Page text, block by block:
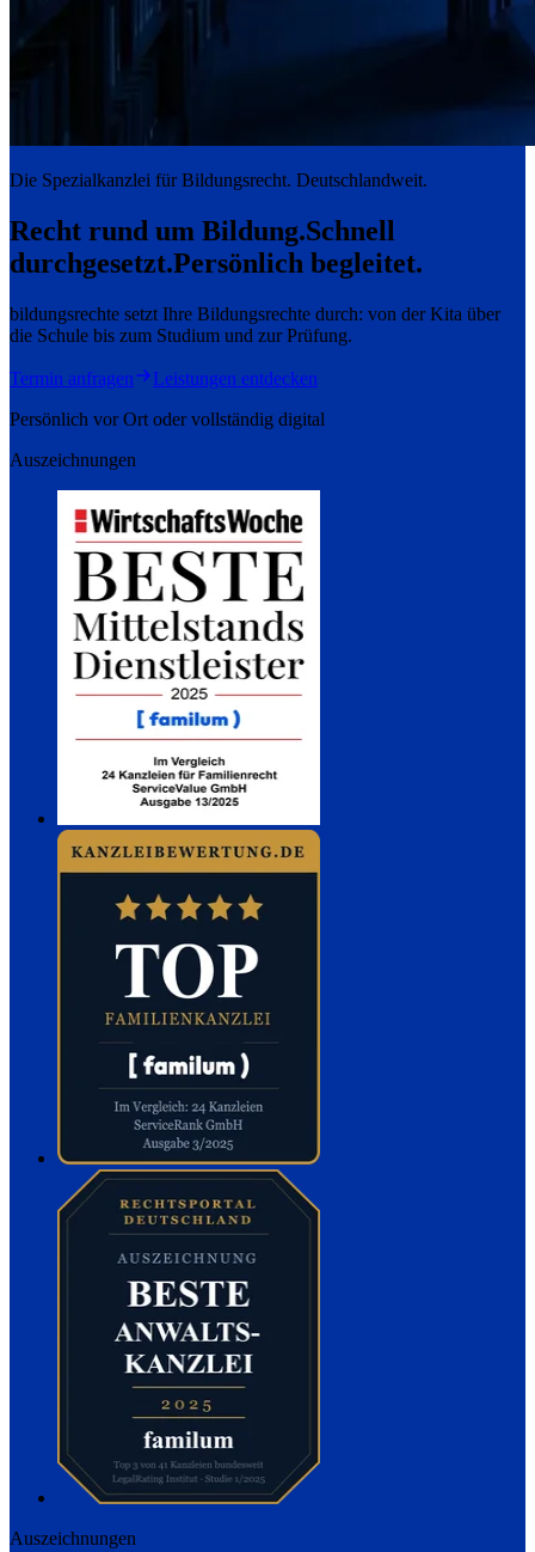
Die Spezialkanzlei für Bildungsrecht. Deutschlandweit.
Recht rund um Bildung.Schnell
durchgesetzt.Persönlich begleitet.
bildungsrechte setzt Ihre Bildungsrechte durch: von der Kita über
die Schule bis zum Studium und zur Prüfung.
Termin anfragen
Leistungen entdecken
Persönlich vor Ort oder vollständig digital
Auszeichnungen
Auszeichnungen